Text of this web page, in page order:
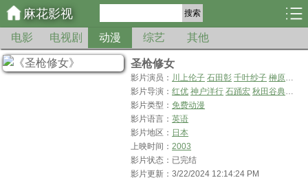
麻花影视 搜索
电影 电视剧 动漫 综艺 其他
圣枪修女
影片演员： 川上伦子 石田彰 千叶纱子 榊原良子
影片导演：红优 神户洋行 石踊宏 秋田谷典昭
影片类型：免费动漫
影片语言：英语
影片地区： 日本
上映时间：2003
影片状态：已完结
影片更新：3/22/2024 12:14:24 PM